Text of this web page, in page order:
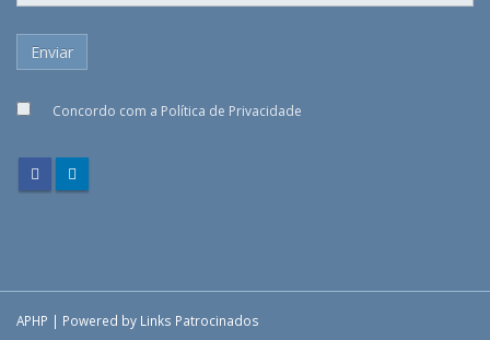
Concordo com a Política de Privacidade
APHP | Powered by Links Patrocinados